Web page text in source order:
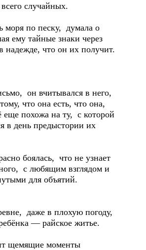
случайных.
моря по песку, думала о
ему тайные знаки через
надежде, что он их получит.
он вчитывался в него,
что она есть, что она,
еще похожа на ту, с которой
в день предыстории их
боялась, что не узнает
с любящим взглядом и
для объятий.
даже в плохую погоду,
— райское житье.
щемящие моменты